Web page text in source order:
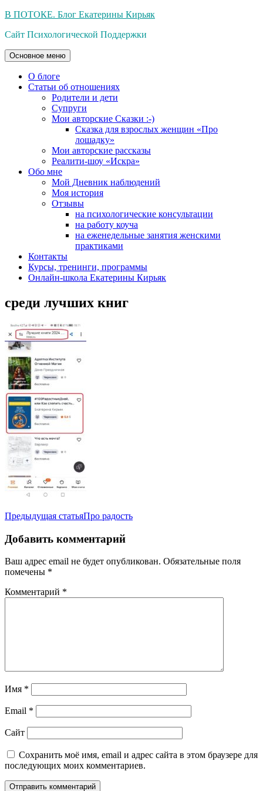
Перейти
содержимому
В ПОТОКЕ. Блог Екатерины Кирьяк
Сайт Психологической Поддержки
Основное меню
О блоге
Статьи об отношениях
Родители и дети
Супруги
Мои авторские Сказки :-)
Сказка для взрослых женщин «Про
лошадку»
Мои авторские рассказы
Реалити-шоу «Искра»
Обо мне
Мой Дневник наблюдений
Моя история
Отзывы
на психологические консультации
на работу коуча
на еженедельные занятия женскими
практиками
Контакты
Курсы, тренинги, программы
Онлайн-школа Екатерины Кирьяк
среди лучших книг
Навигация
по
записям
Предыдущая статьяПро радость
Добавить комментарий
Ваш адрес email не будет опубликован. Обязательные поля
помечены *
Комментарий *
Имя *
Email *
Сайт
Сохранить моё имя, email и адрес сайта в этом браузере для
последующих моих комментариев.